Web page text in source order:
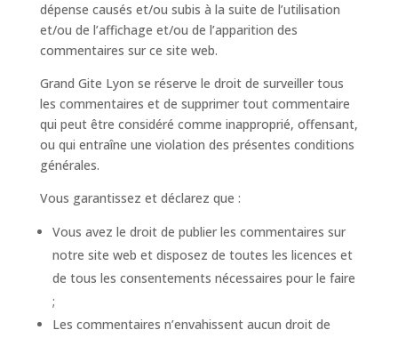
dépense causés et/ou subis à la suite de l’utilisation
et/ou de l’affichage et/ou de l’apparition des
commentaires sur ce site web.
Grand Gite Lyon se réserve le droit de surveiller tous
les commentaires et de supprimer tout commentaire
qui peut être considéré comme inapproprié, offensant,
ou qui entraîne une violation des présentes conditions
générales.
Vous garantissez et déclarez que :
Vous avez le droit de publier les commentaires sur
notre site web et disposez de toutes les licences et
de tous les consentements nécessaires pour le faire
;
Les commentaires n’envahissent aucun droit de